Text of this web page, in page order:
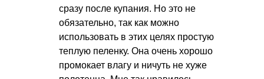
сразу после купания. Но это не
обязательно, так как можно
использовать в этих целях простую
теплую пеленку. Она очень хорошо
промокает влагу и ничуть не хуже